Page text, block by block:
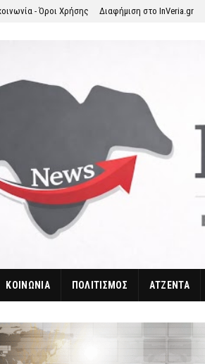
- Όροι Χρήσης Διαφήμιση στο InVeria.gr
ΚΟΙΝΩΝΙΑ ΠΟΛΙΤΙΣΜΟΣ ΑΤΖΕΝΤΑ